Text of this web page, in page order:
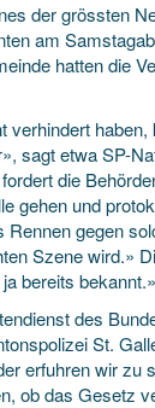
der grössten
am
hatten die
verhindert
sagt etwa SP-
die
gehen und
gegen
Szene wird.»
bereits bekannt.»
des
St.
erfuhren wir
ob das Gesetz